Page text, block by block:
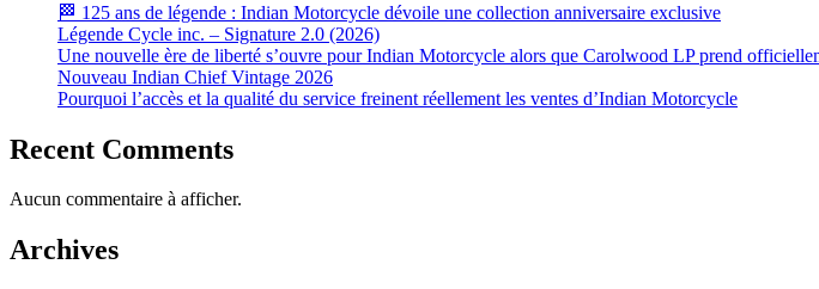
🏁 125 ans de légende : Indian Motorcycle dévoile une collection anniversaire exclusive
Légende Cycle inc. – Signature 2.0 (2026)
Une nouvelle ère de liberté s’ouvre pour Indian Motorcycle alors que Carolwood LP prend
Nouveau Indian Chief Vintage 2026
Pourquoi l’accès et la qualité du service freinent réellement les ventes d’Indian Motorcycle
Recent Comments
Aucun commentaire à afficher.
Archives